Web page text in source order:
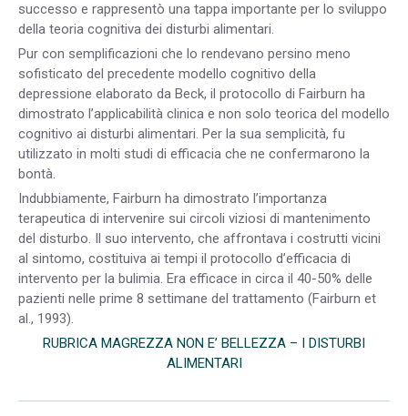
successo e rappresentò una tappa importante per lo sviluppo
della teoria cognitiva dei disturbi alimentari.
Pur con semplificazioni che lo rendevano persino meno
sofisticato del precedente modello cognitivo della
depressione elaborato da Beck, il protocollo di Fairburn ha
dimostrato l’applicabilità clinica e non solo teorica del modello
cognitivo ai disturbi alimentari. Per la sua semplicità, fu
utilizzato in molti studi di efficacia che ne confermarono la
bontà.
Indubbiamente, Fairburn ha dimostrato l’importanza
terapeutica di intervenire sui circoli viziosi di mantenimento
del disturbo. Il suo intervento, che affrontava i costrutti vicini
al sintomo, costituiva ai tempi il protocollo d’efficacia di
intervento per la bulimia. Era efficace in circa il 40-50% delle
pazienti nelle prime 8 settimane del trattamento (Fairburn et
al., 1993).
RUBRICA MAGREZZA NON E’ BELLEZZA – I DISTURBI
ALIMENTARI